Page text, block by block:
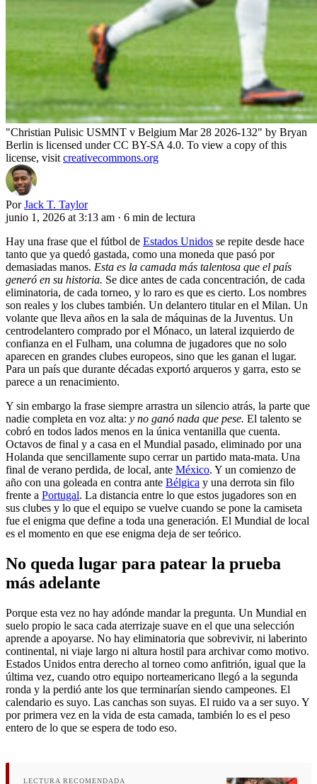
"Christian Pulisic USMNT v Belgium Mar 28 2026-132" by Bryan
Berlin is licensed under CC BY-SA 4.0. To view a copy of this
license, visit creativecommons.org
Por Jack T. Taylor
junio 1, 2026 at 3:13 am · 6 min de lectura
Hay una frase que el fútbol de Estados Unidos se repite desde hace
tanto que ya quedó gastada, como una moneda que pasó por
demasiadas manos. Esta es la camada más talentosa que el país
generó en su historia. Se dice antes de cada concentración, de cada
eliminatoria, de cada torneo, y lo raro es que es cierto. Los nombres
son reales y los clubes también. Un delantero titular en el Milan. Un
volante que lleva años en la sala de máquinas de la Juventus. Un
centrodelantero comprado por el Mónaco, un lateral izquierdo de
confianza en el Fulham, una columna de jugadores que no solo
aparecen en grandes clubes europeos, sino que les ganan el lugar.
Para un país que durante décadas exportó arqueros y garra, esto se
parece a un renacimiento.
Y sin embargo la frase siempre arrastra un silencio atrás, la parte que
nadie completa en voz alta: y no ganó nada que pese. El talento se
cobró en todos lados menos en la única ventanilla que cuenta.
Octavos de final y a casa en el Mundial pasado, eliminado por una
Holanda que sencillamente supo cerrar un partido mata-mata. Una
final de verano perdida, de local, ante México. Y un comienzo de
año con una goleada en contra ante Bélgica y una derrota sin filo
frente a Portugal. La distancia entre lo que estos jugadores son en
sus clubes y lo que el equipo se vuelve cuando se pone la camiseta
fue el enigma que define a toda una generación. El Mundial de local
es el momento en que ese enigma deja de ser teórico.
No queda lugar para patear la prueba
más adelante
Porque esta vez no hay adónde mandar la pregunta. Un Mundial en
suelo propio le saca cada aterrizaje suave en el que una selección
aprende a apoyarse. No hay eliminatoria que sobrevivir, ni laberinto
continental, ni viaje largo ni altura hostil para archivar como motivo.
Estados Unidos entra derecho al torneo como anfitrión, igual que la
última vez, cuando otro equipo norteamericano llegó a la segunda
ronda y la perdió ante los que terminarían siendo campeones. El
calendario es suyo. Las canchas son suyas. El ruido va a ser suyo. Y
por primera vez en la vida de esta camada, también lo es el peso
entero de lo que se espera de todo eso.
LECTURA RECOMENDADA